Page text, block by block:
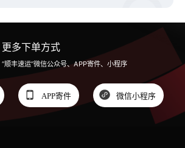
更多下单方式
“顺丰速运”微信公众号、APP寄件、小程序
APP寄件 微信小程序